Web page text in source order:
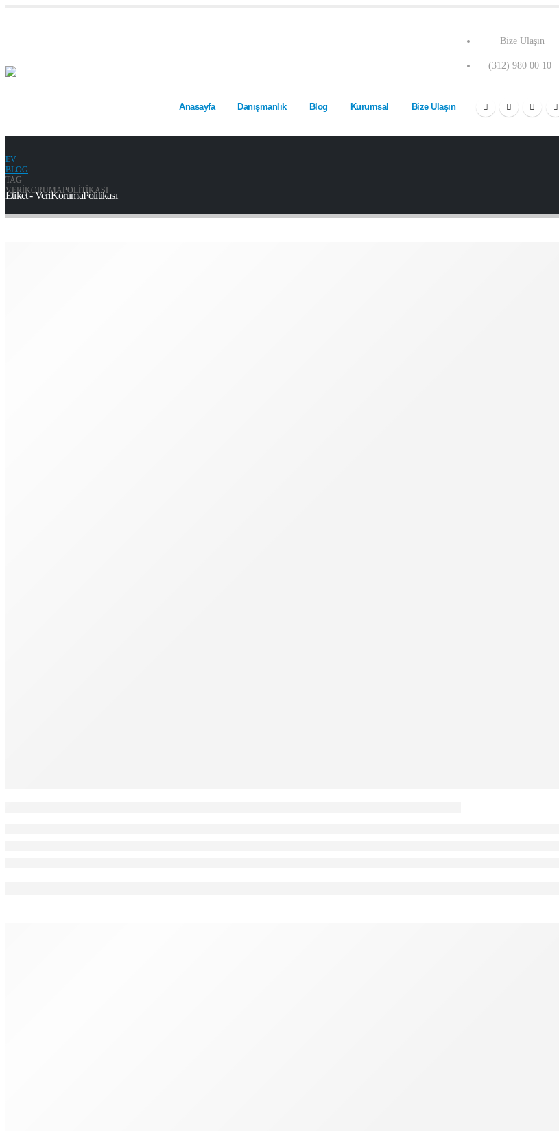
Bize Ulaşın
(312) 980 00 10
Anasayfa Danışmanlık Blog Kurumsal Bize Ulaşın
EV
BLOG
TAG -
VERIKORUMAPOLITIKASI
Etiket - VeriKorumaPolitikası